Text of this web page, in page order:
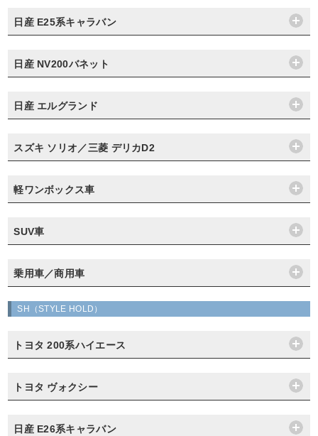
日産 E25系キャラバン
日産 NV200バネット
日産 エルグランド
スズキ ソリオ／三菱 デリカD2
軽ワンボックス車
SUV車
乗用車／商用車
SH（STYLE HOLD）
トヨタ 200系ハイエース
トヨタ ヴォクシー
日産 E26系キャラバン